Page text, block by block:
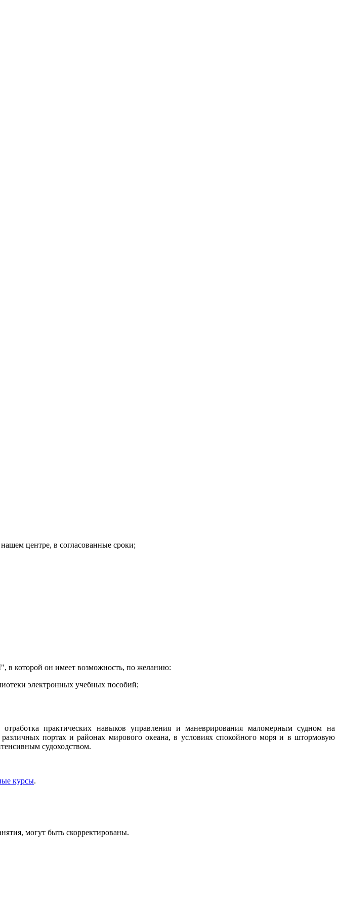
центре, в согласованные сроки;
в которой он имеет возможность, по желанию:
электронных учебных пособий;
практических навыков управления и маневрирования маломерным судном на
портах и районах мирового океана, в условиях спокойного моря и в штормовую
судоходством.
курсы.
могут быть скорректированы.